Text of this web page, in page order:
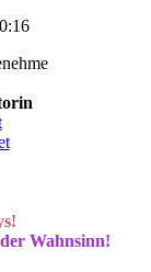
Wahnsinn!